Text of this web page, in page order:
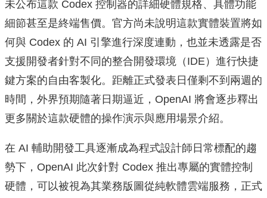
未公布這款 Codex 控制器的詳細硬體規格、具體功能
細節甚至是終端售價。官方尚未說明這款實體裝置將如
何與 Codex 的 AI 引擎進行深度連動，也並未透露是否
支援開發者針對不同的整合開發環境（IDE）進行快捷
鍵方案的自由客製化。距離正式發表日僅剩不到兩週的
時間，外界預期隨著日期逼近，OpenAI 將會逐步釋出
更多關於這款硬體的操作演示與應用場景介紹。
在 AI 輔助開發工具逐漸成為程式設計師日常標配的趨
勢下，OpenAI 此次針對 Codex 推出專屬的實體控制
硬體，可以被視為其業務版圖從純軟體雲端服務，正式